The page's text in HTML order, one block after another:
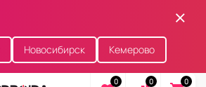
Новосибирск Кемерово
0 0 0